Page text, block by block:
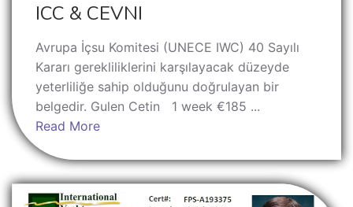
ICC & CEVNI
Avrupa İçsu Komitesi (UNECE IWC) 40 Sayılı
Kararı gerekliliklerini karşılayacak düzeyde
yeterliliğe sahip olduğunu doğrulayan bir
belgedir. Gulen Cetin 1 week €185 ...
Read More